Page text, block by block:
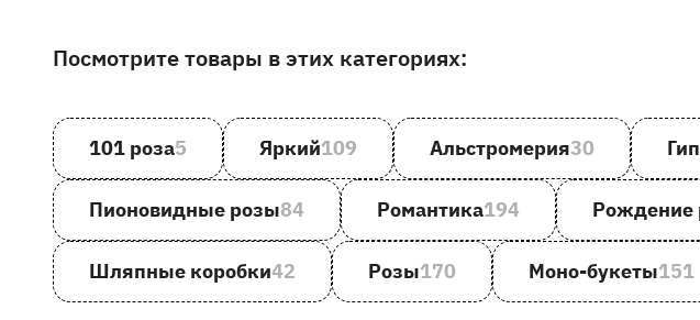
Другие товары и категории на сайте
Посмотрите товары в этих категориях:
101 роза5 Яркий109 Альстромерия30
Пионовидные розы84 Романтика194 Рождение
Шляпные коробки42 Розы170 Моно-букеты151